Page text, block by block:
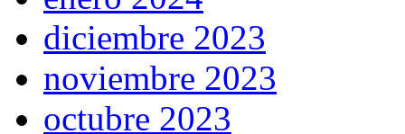
diciembre 2023
noviembre 2023
octubre 2023